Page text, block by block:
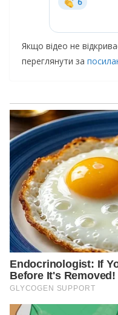
Якщо відео не
переглянути за